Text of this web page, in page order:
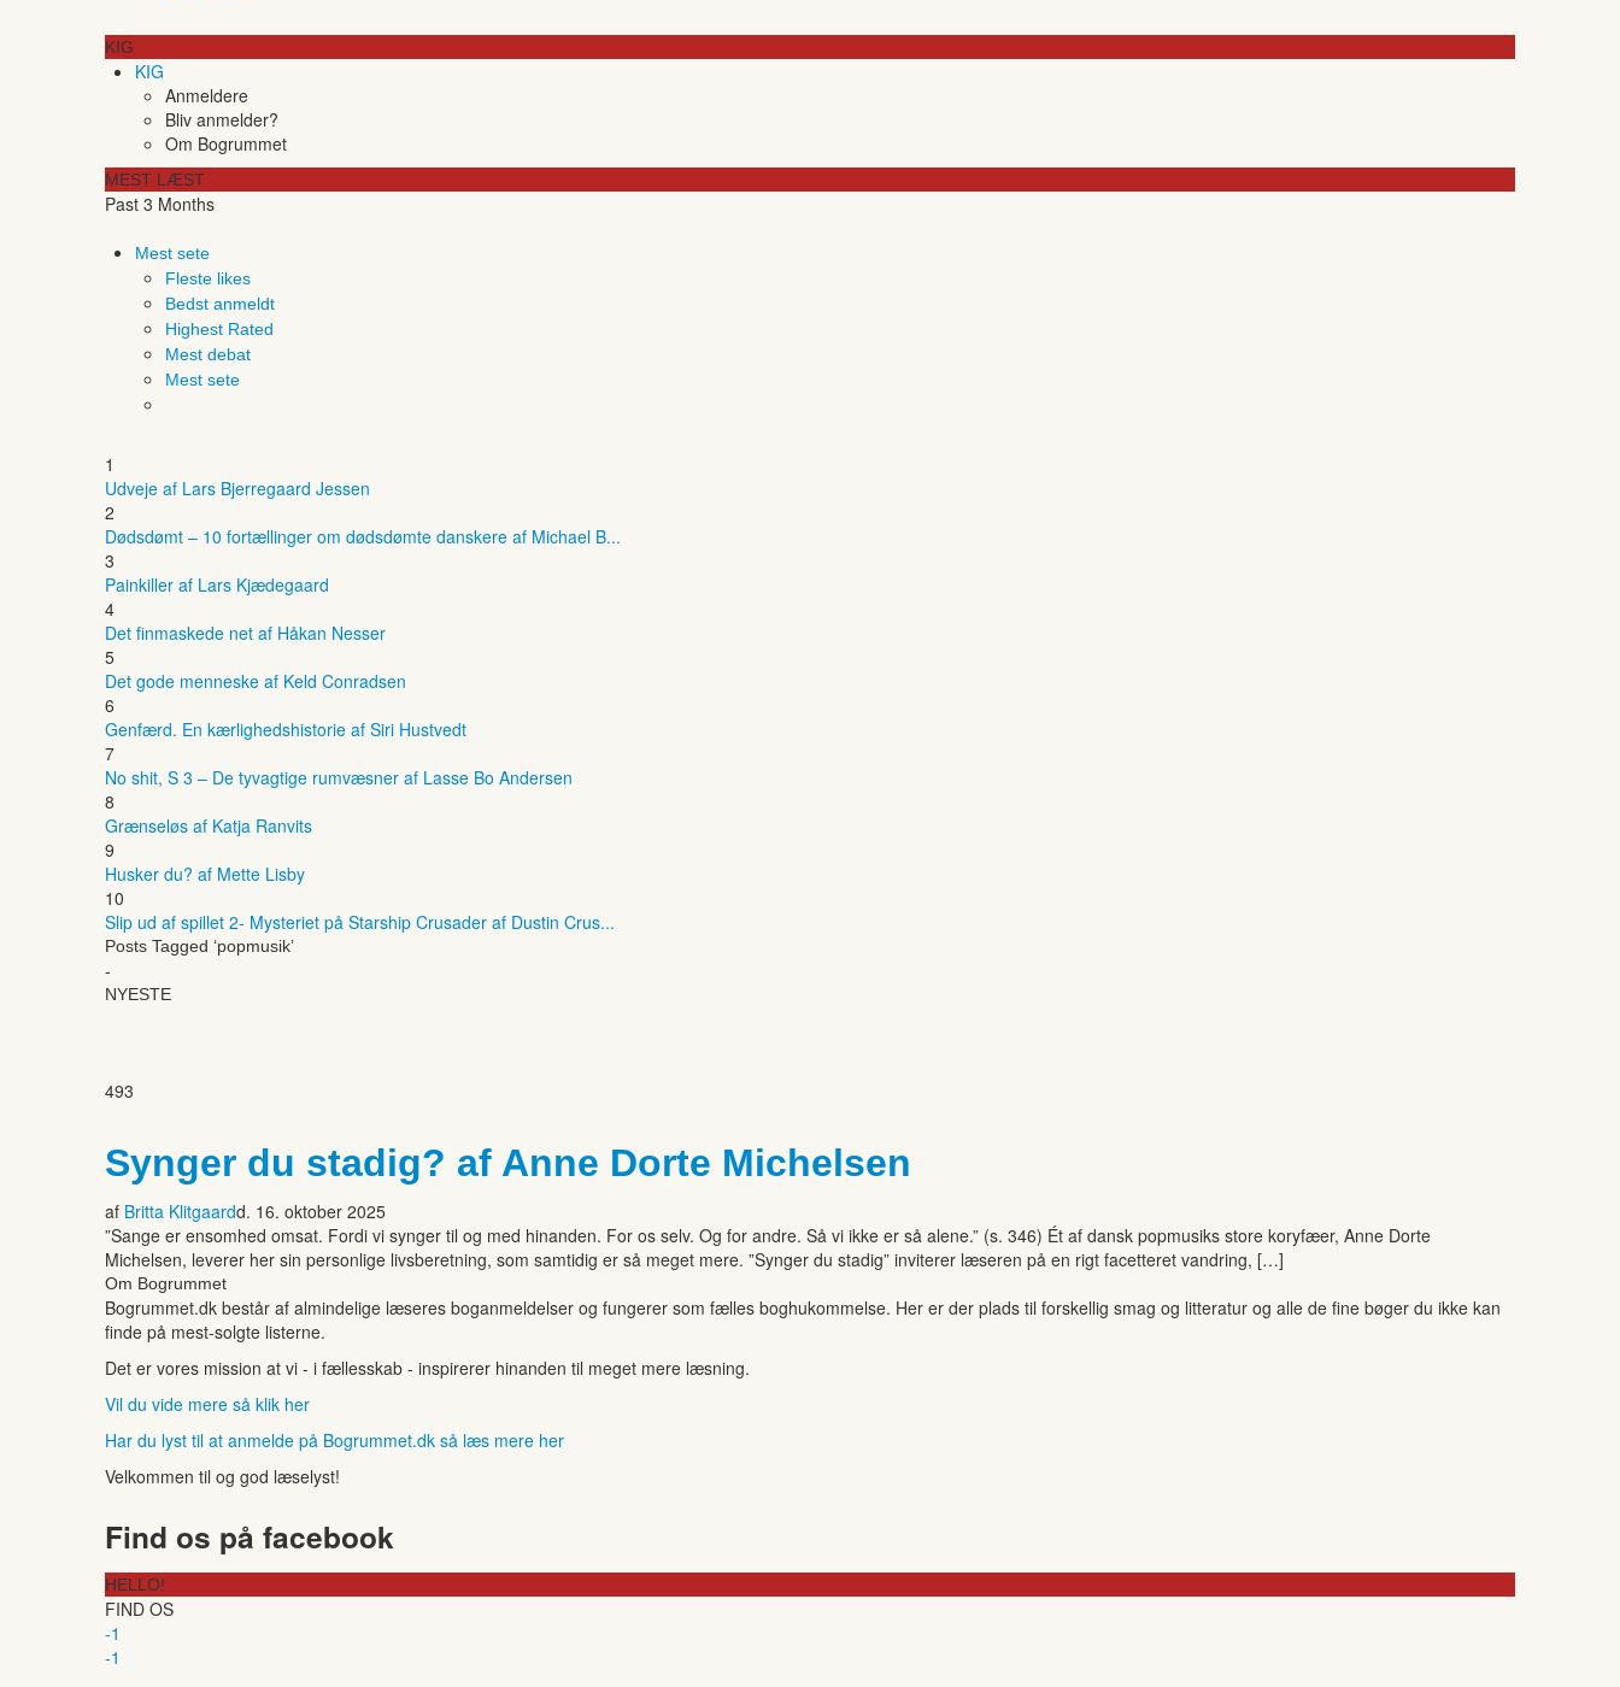
KIG
KIG
Anmeldere
Bliv anmelder?
Om Bogrummet
MEST LÆST
Past 3 Months
Mest sete
Fleste likes
Bedst anmeldt
Highest Rated
Mest debat
Mest sete
1
Udveje af Lars Bjerregaard Jessen
2
Dødsdømt – 10 fortællinger om dødsdømte danskere af Michael B...
3
Painkiller af Lars Kjædegaard
4
Det finmaskede net af Håkan Nesser
5
Det gode menneske af Keld Conradsen
6
Genfærd. En kærlighedshistorie af Siri Hustvedt
7
No shit, S 3 – De tyvagtige rumvæsner af Lasse Bo Andersen
8
Grænseløs af Katja Ranvits
9
Husker du? af Mette Lisby
10
Slip ud af spillet 2- Mysteriet på Starship Crusader af Dustin Crus...
Posts Tagged ‘popmusik’
-
NYESTE
493
Synger du stadig? af Anne Dorte Michelsen
af Britta Klitgaardd. 16. oktober 2025
”Sange er ensomhed omsat. Fordi vi synger til og med hinanden. For os selv. Og for andre. Så vi ikke er så alene.” (s. 346) Ét af dansk popmusiks store koryfæer, Anne Dorte
Michelsen, leverer her sin personlige livsberetning, som samtidig er så meget mere. ”Synger du stadig” inviterer læseren på en rigt facetteret vandring, […]
Om Bogrummet
Bogrummet.dk består af almindelige læseres boganmeldelser og fungerer som fælles boghukommelse. Her er der plads til forskellig smag og litteratur og alle de fine bøger du ikke kan
finde på mest-solgte listerne.
Det er vores mission at vi - i fællesskab - inspirerer hinanden til meget mere læsning.
Vil du vide mere så klik her
Har du lyst til at anmelde på Bogrummet.dk så læs mere her
Velkommen til og god læselyst!
Find os på facebook
HELLO!
FIND OS
-1
-1